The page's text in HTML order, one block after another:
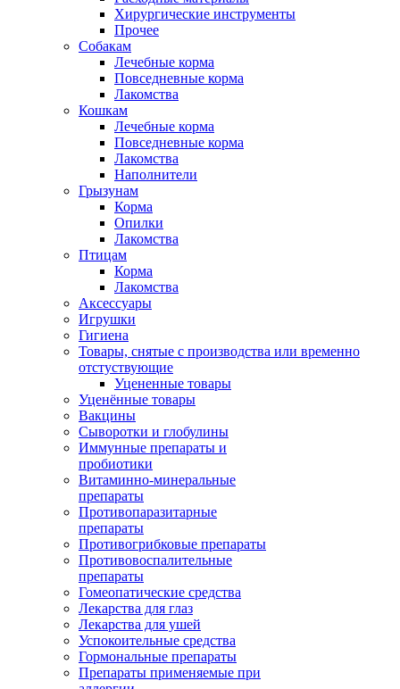
Хирургические инструменты
Прочее
Собакам
Лечебные корма
Повседневные корма
Лакомства
Кошкам
Лечебные корма
Повседневные корма
Лакомства
Наполнители
Грызунам
Корма
Опилки
Лакомства
Птицам
Корма
Лакомства
Аксессуары
Игрушки
Гигиена
Товары, снятые с производства или временно
отстуствующие
Уцененные товары
Уценённые товары
Вакцины
Сыворотки и глобулины
Иммунные препараты и
пробиотики
Витаминно-минеральные
препараты
Противопаразитарные
препараты
Противогрибковые препараты
Противовоспалительные
препараты
Гомеопатические средства
Лекарства для глаз
Лекарства для ушей
Успокоительные средства
Гормональные препараты
Препараты применяемые при